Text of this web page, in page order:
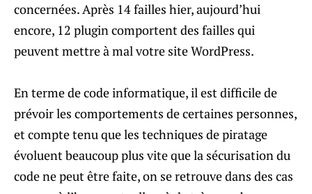
concernées. Après 14 failles hier, aujourd’hui
encore, 12 plugin comportent des failles qui
peuvent mettre à mal votre site WordPress.
En terme de code informatique, il est difficile de
prévoir les comportements de certaines personnes,
et compte tenu que les techniques de piratage
évoluent beaucoup plus vite que la sécurisation du
code ne peut être faite, on se retrouve dans des cas